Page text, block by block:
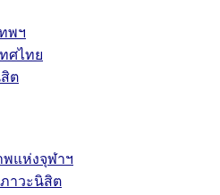
พฯ
ศไทย
ต
แห่งจุฬาฯ
าวะนิสิต